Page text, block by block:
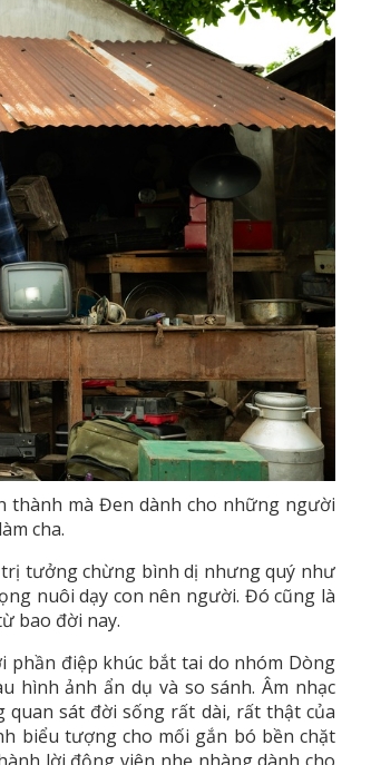
thành mà Đen dành cho những người
cha.
tưởng chừng bình dị nhưng quý như
nuôi dạy con nên người. Đó cũng là
bao đời nay.
phần điệp khúc bắt tai do nhóm Dòng
hình ảnh ẩn dụ và so sánh. Âm nhạc
sát đời sống rất dài, rất thật của
biểu tượng cho mối gắn bó bền chặt